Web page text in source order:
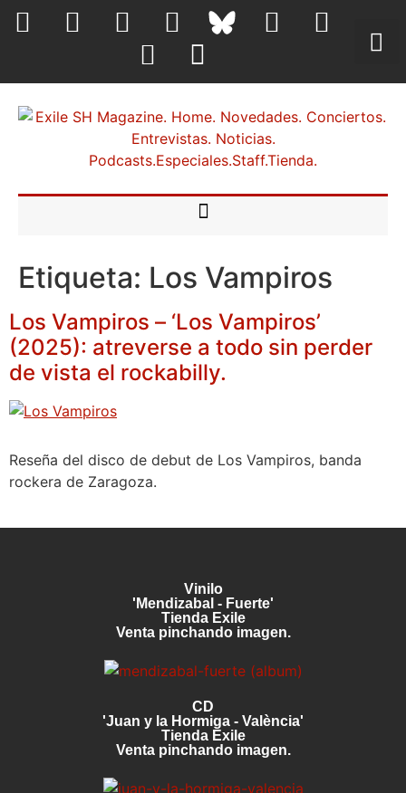
Etiqueta: Los Vampiros
Los Vampiros – ‘Los Vampiros’
(2025): atreverse a todo sin perder
de vista el rockabilly.
Reseña del disco de debut de Los Vampiros, banda
rockera de Zaragoza.
Vinilo
'Mendizabal - Fuerte'
Tienda Exile
Venta pinchando imagen.
CD
'Juan y la Hormiga - València'
Tienda Exile
Venta pinchando imagen.